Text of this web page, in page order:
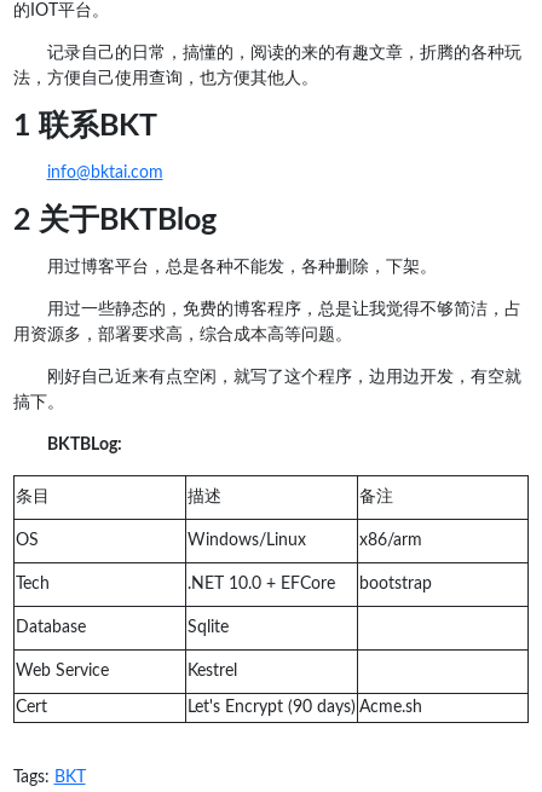
的IOT平台。
记录自己的日常，搞懂的，阅读的来的有趣文章，折腾的各种玩
法，方便自己使用查询，也方便其他人。
1 联系BKT
info@bktai.com
2 关于BKTBlog
用过博客平台，总是各种不能发，各种删除，下架。
用过一些静态的，免费的博客程序，总是让我觉得不够简洁，占
用资源多，部署要求高，综合成本高等问题。
刚好自己近来有点空闲，就写了这个程序，边用边开发，有空就
搞下。
BKTBLog:
条目 描述 备注
OS Windows/Linux x86/arm
Tech .NET 10.0 + EFCore bootstrap
Database Sqlite
Web Service Kestrel
Cert Let's Encrypt (90 days) Acme.sh
Tags: BKT